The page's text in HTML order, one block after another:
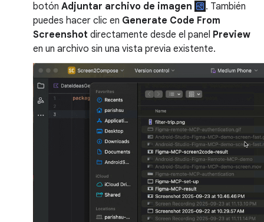
botón Adjuntar archivo de imagen
. También
puedes hacer clic en Generate Code From
Screenshot directamente desde el panel Preview
en un archivo sin una vista previa existente.